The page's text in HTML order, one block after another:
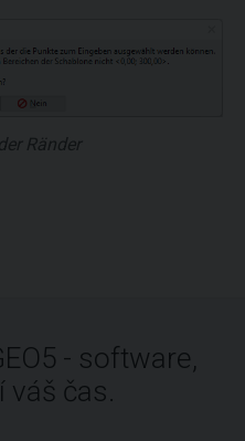
Ränder
- software,
váš čas.